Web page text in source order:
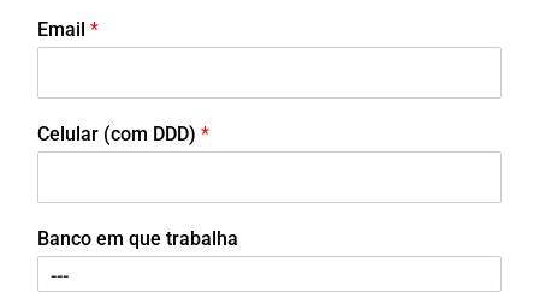
Email *
Celular (com DDD) *
Banco em que trabalha